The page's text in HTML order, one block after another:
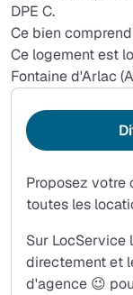
DPE C.
Ce bien
Ce logement est
Fontaine d'Arlac
Proposez votre
toutes les
Sur
directement et
d'agence 😉